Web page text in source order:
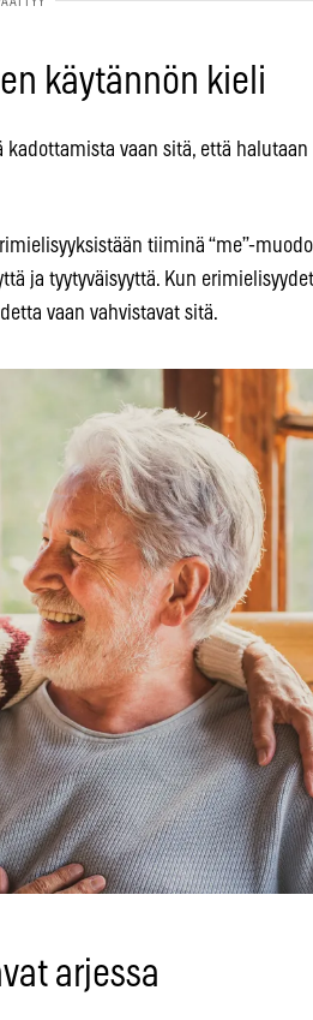
käytännön kieli
vaan sitä, että halutaan
tiiminä “me”-
ja tyytyväisyyttä. Kun erimielisyydet
vaan vahvistavat sitä.
arjessa